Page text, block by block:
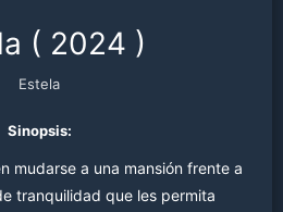
( 2024 )
Estela
Sinopsis:
mudarse a una mansión frente a
tranquilidad que les permita